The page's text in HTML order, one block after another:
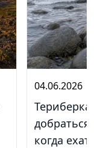
04.06.2026
когда